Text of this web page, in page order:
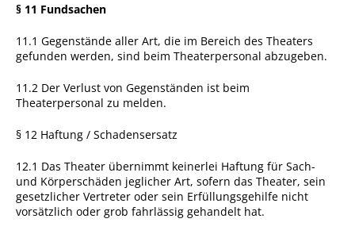
§ 11 Fundsachen
11.1 Gegenstände aller Art, die im Bereich des Theaters
gefunden werden, sind beim Theaterpersonal abzugeben.
11.2 Der Verlust von Gegenständen ist beim
Theaterpersonal zu melden.
§ 12 Haftung / Schadensersatz
12.1 Das Theater übernimmt keinerlei Haftung für Sach-
und Körperschäden jeglicher Art, sofern das Theater, sein
gesetzlicher Vertreter oder sein Erfüllungsgehilfe nicht
vorsätzlich oder grob fahrlässig gehandelt hat.